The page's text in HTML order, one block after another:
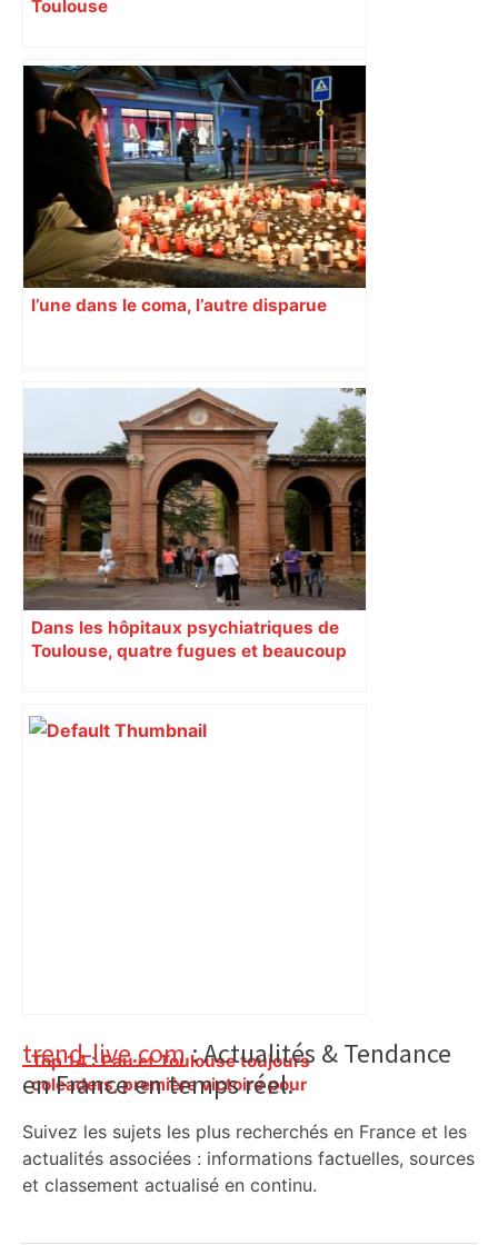
Toulouse
l’une dans le coma, l’autre disparue
Dans les hôpitaux psychiatriques de
Toulouse, quatre fugues et beaucoup
Top 14 : Pau et Toulouse toujours
coleaders, première victoire pour
Primary
Sidebar
trend-live.com: Actualités & Tendance
en France en temps réel.
Suivez les sujets les plus recherchés en France et les
actualités associées : informations factuelles, sources
et classement actualisé en continu.